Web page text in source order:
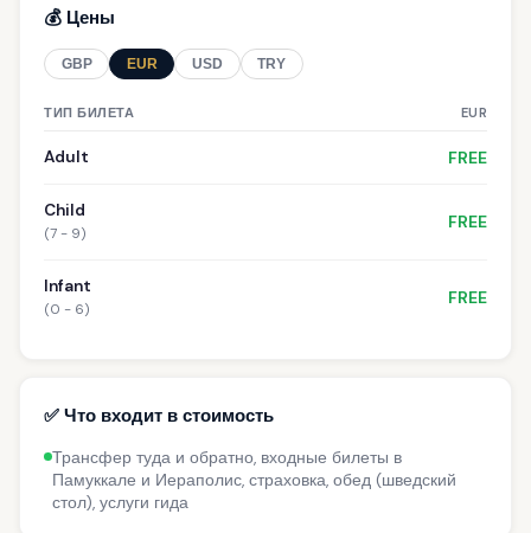
💰 Цены
GBP EUR USD TRY
ТИП БИЛЕТА EUR
Adult FREE
Child
(7 - 9)
FREE
Infant
(0 - 6)
FREE
✅ Что входит в стоимость
Трансфер туда и обратно, входные билеты в
Памуккале и Иераполис, страховка, обед (шведский
стол), услуги гида